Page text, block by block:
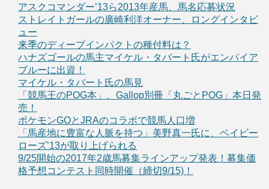
アスクコマンダー’13ら2013年産馬、馬名応募状況
ストレイトガールの廣崎利洋オーナー、ロングインタビ
ュー
来季のディープインパクトの種付料は？
ハナズゴールの馬主マイケル・タバート氏がエンパイア
ブルーに出資！
マイケル・タバート氏の馬見
「競馬王のPOG本」、Gallop別冊「丸ごとPOG」本日発
売！
ポケモンGOとJRAのコラボで競馬人口増
「馬産地に豊富な人脈を持つ」美野真一氏に、ベイビー
ローズ’13が取り上げられる
9/25開始の2017年2歳馬募集ラインアップ発表！募集価
格予想コンテスト同時開催（締切9/15)！